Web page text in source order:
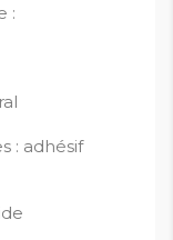
:
: adhésif